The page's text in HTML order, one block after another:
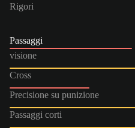
Rigori
Passaggi
visione
Cross
Precisione su punizione
Passaggi corti